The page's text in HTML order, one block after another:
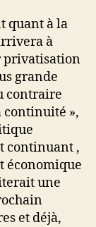
quant à la
à
privatisation
grande
contraire
continuité »,
continuant ,
économique
une
et déjà,